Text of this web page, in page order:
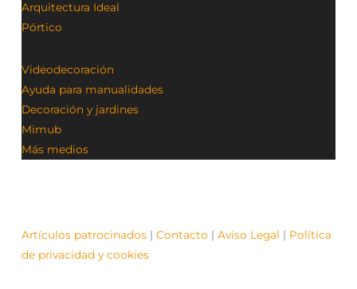
Arquitectura Ideal
Pórtico
Videodecoración
Ayuda para manualidades
Decoración y jardines
Mimub
Más medios
Artículos patrocinados |Contacto |Aviso Legal | Política
de privacidad y cookies